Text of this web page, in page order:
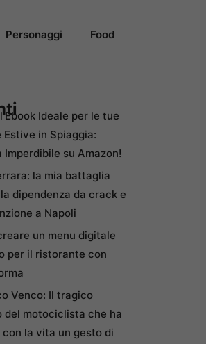
Personaggi Food
Ideale per le tue
Estive in Spiaggia:
Imperdibile su Amazon!
la mia battaglia
dipendenza da crack e
a Napoli
un menu digitale
per il ristorante con
Venco: Il tragico
del motociclista che ha
con la vita un gesto di